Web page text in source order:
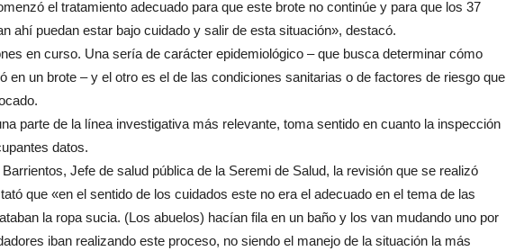
el tratamiento adecuado para que este brote no continúe y para que los 37
ahí puedan estar bajo cuidado y salir de esta situación», destacó.
en curso. Una sería de carácter epidemiológico – que busca determinar cómo
en un brote – y el otro es el de las condiciones sanitarias o de factores de riesgo que
parte de la línea investigativa más relevante, toma sentido en cuanto la inspección
datos.
Jefe de salud pública de la Seremi de Salud, la revisión que se realizó
que «en el sentido de los cuidados este no era el adecuado en el tema de las
la ropa sucia. (Los abuelos) hacían fila en un baño y los van mudando uno por
iban realizando este proceso, no siendo el manejo de la situación la más